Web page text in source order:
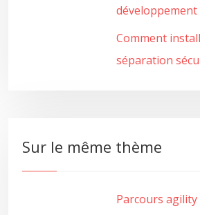
développement
Comment
séparation
Sur le même thème
Parcours agility